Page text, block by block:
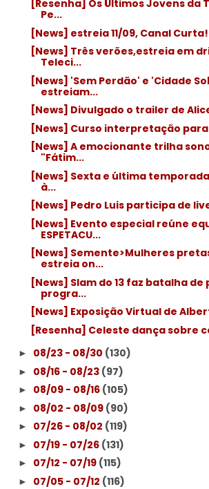
[Resenha] Os Últimos Jovens da
Pe...
[News] estreia 11/09, Canal Curta!:
[News] Três verões,estreia em
Teleci...
[News] 'Sem Perdão' e 'Cidade
estreiam...
[News] Divulgado o trailer de
[News] Curso interpretação para
[News] A emocionante trilha
"Fátim...
[News] Sexta e última
à...
[News] Pedro Luis participa de
[News] Evento especial reúne
ESPETACU...
[News] Semente>Mulheres
estreia on...
[News] Slam do 13 faz batalha de
progra...
[News] Exposição Virtual de
[Resenha] Celeste dança sobre
► 08/23 - 08/30 (130)
► 08/16 - 08/23 (97)
► 08/09 - 08/16 (105)
► 08/02 - 08/09 (90)
► 07/26 - 08/02 (119)
► 07/19 - 07/26 (131)
► 07/12 - 07/19 (115)
► 07/05 - 07/12 (116)